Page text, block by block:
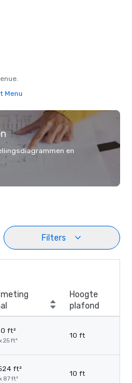
Menu
en
Filters
Hoogte
plafond
ft²
25 ft²
10 ft
ft²
87 ft²
10 ft